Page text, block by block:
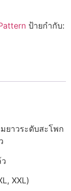
ป้ายกำกับ:
ยาวระดับสะโพก
XXL)